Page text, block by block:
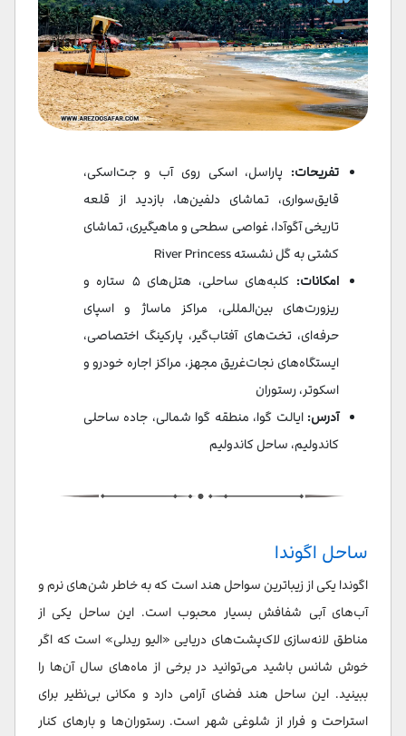
تفریحات: پاراسل، اسکی روی آب و جت‌اسکی،
قایق‌سواری، تماشای دلفین‌ها، بازدید از قلعه
تاریخی آگوآدا، غواصی سطحی و ماهیگیری، تماشای
کشتی به گل نشسته River Princess
امکانات:
کلبه‌های ساحلی، هتل‌های ۵ ستاره و
ریزورت‌های بین‌المللی، مراکز ماساژ و اسپای
حرفه‌ای، تخت‌های آفتاب‌گیر، پارکینگ اختصاصی،
ایستگاه‌های نجات‌غریق مجهز، مراکز اجاره خودرو و
اسکوتر، رستوران‌
آدرس: ایالت گوا، منطقه گوا شمالی، جاده ساحلی
کاندولیم، ساحل کاندولیم
ساحل اگوندا
اگوندا یکی از زیباترین سواحل هند است که به خاطر شن‌های نرم و
آب‌های آبی شفافش بسیار محبوب است. این ساحل یکی از
مناطق لانه‌سازی لاک‌پشت‌های دریایی «الیو ریدلی» است که اگر
خوش شانس باشید می‌توانید در برخی از ماه‌های سال آن‌ها را
ببینید. این ساحل هند فضای آرامی دارد و مکانی بی‌نظیر برای
استراحت و فرار از شلوغی شهر است. رستوران‌ها و بارهای کنار